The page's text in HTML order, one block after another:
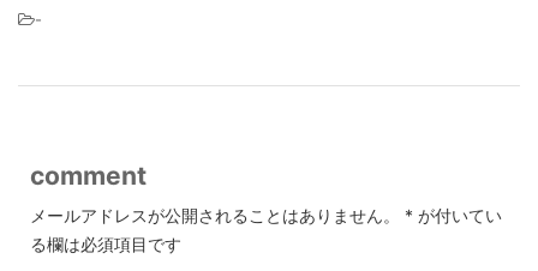
-
comment
メールアドレスが公開されることはありません。 * が付いてい
る欄は必須項目です